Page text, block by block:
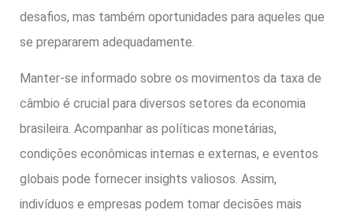
desafios, mas também oportunidades para aqueles que
se prepararem adequadamente.
Manter-se informado sobre os movimentos da taxa de
câmbio é crucial para diversos setores da economia
brasileira. Acompanhar as políticas monetárias,
condições econômicas internas e externas, e eventos
globais pode fornecer insights valiosos. Assim,
indivíduos e empresas podem tomar decisões mais